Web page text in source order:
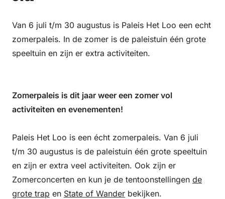
Van 6 juli t/m 30 augustus is Paleis Het Loo een echt
zomerpaleis. In de zomer is de paleistuin één grote
speeltuin en zijn er extra activiteiten.
Zomerpaleis is dit jaar weer een zomer vol
activiteiten en evenementen!
Paleis Het Loo is een écht zomerpaleis. Van 6 juli
t/m 30 augustus is de paleistuin één grote speeltuin
en zijn er extra veel activiteiten. Ook zijn er
Zomerconcerten en kun je de tentoonstellingen de
grote trap en State of Wander bekijken.